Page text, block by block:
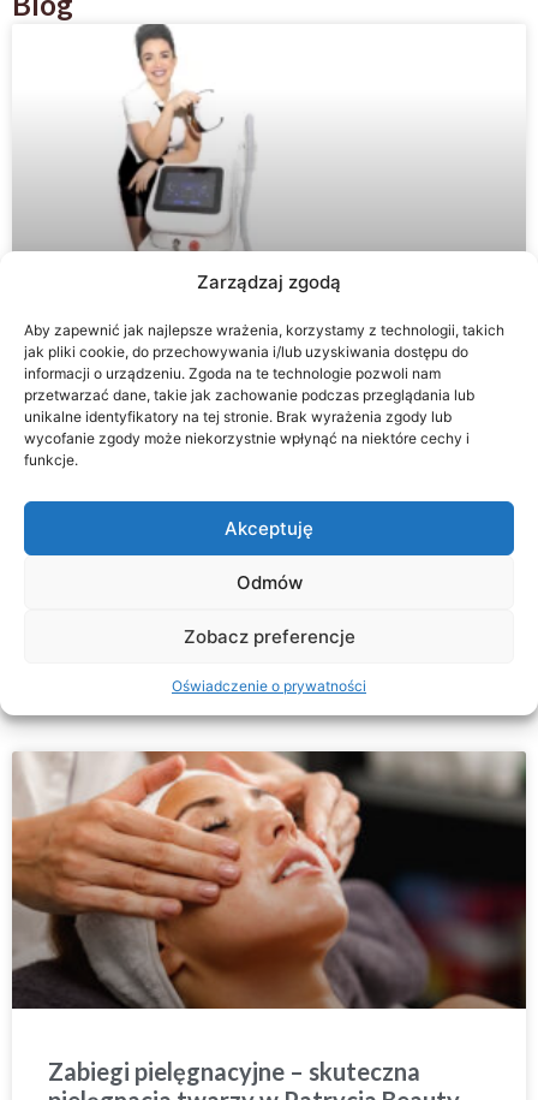
Zarządzaj zgodą
Aby zapewnić jak najlepsze wrażenia, korzystamy z technologii, takich
jak pliki cookie, do przechowywania i/lub uzyskiwania dostępu do
informacji o urządzeniu. Zgoda na te technologie pozwoli nam
przetwarzać dane, takie jak zachowanie podczas przeglądania lub
unikalne identyfikatory na tej stronie. Brak wyrażenia zgody lub
wycofanie zgody może niekorzystnie wpłynąć na niektóre cechy i
funkcje.
Akceptuję
Odmów
Zobacz preferencje
Oświadczenie o prywatności
Laserowe usuwanie tatuaży i peeling
węglowy – Laser Nd:YAG Q-Switch PRO
SKIN
Nowoczesna medycyna estetyczna oferuje coraz
nieudany makijaż permanentny. Jedną z najbardziej
zaawansowanych technologii jest laser Nd:YAG Q-Switch
Zabiegi pielęgnacyjne – skuteczna